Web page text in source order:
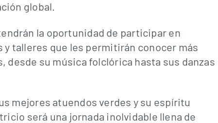
global.
la oportunidad de participar en
talleres que les permitirán conocer más
desde su música folclórica hasta sus danzas
mejores atuendos verdes y su espíritu
será una jornada inolvidable llena de